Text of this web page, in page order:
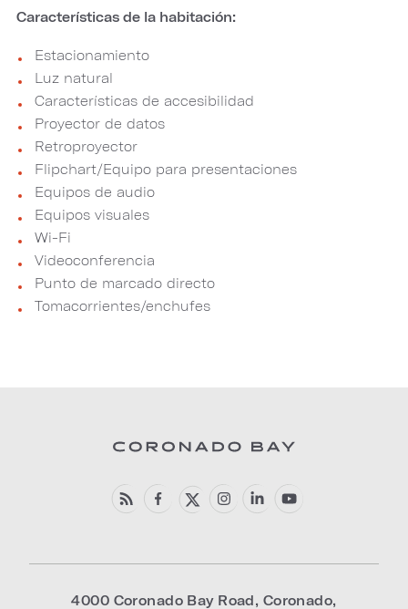
Características de la habitación:
Estacionamiento
Luz natural
Características de accesibilidad
Proyector de datos
Retroproyector
Flipchart/Equipo para presentaciones
Equipos de audio
Equipos visuales
Wi-Fi
Videoconferencia
Punto de marcado directo
Tomacorrientes/enchufes
4000 Coronado Bay Road, Coronado,